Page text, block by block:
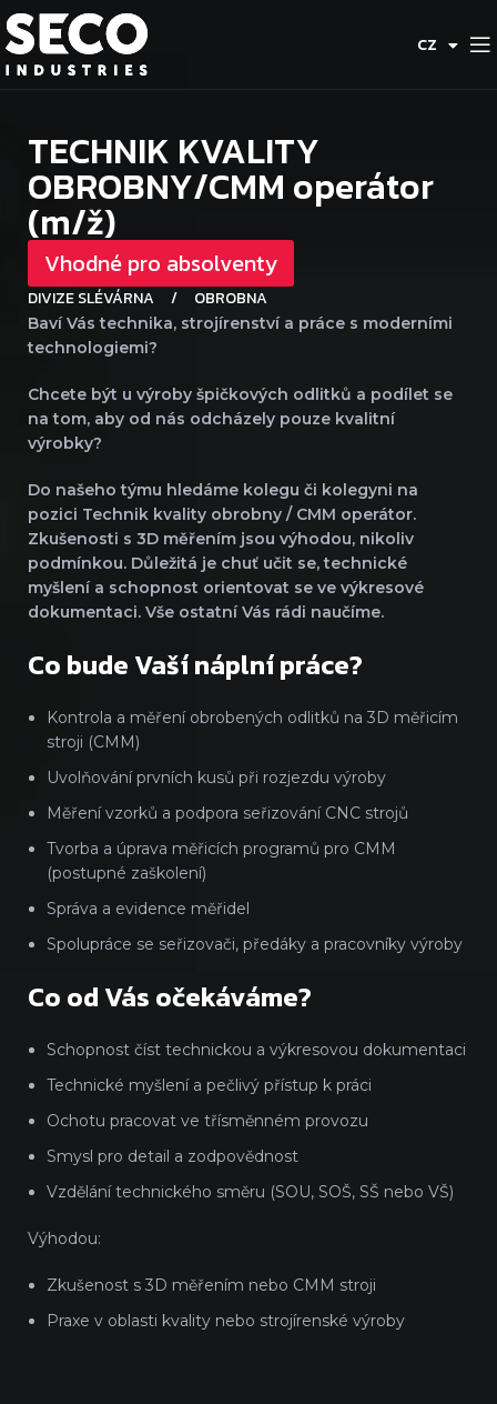
CZ
ES
TECHNIK KVALITY
OBROBNY/CMM operátor
(m/ž)
Vhodné pro absolventy
DIVIZE SLÉVÁRNA / OBROBNA
Baví Vás technika, strojírenství a práce s moderními
technologiemi?
Chcete být u výroby špičkových odlitků a podílet se
na tom, aby od nás odcházely pouze kvalitní
výrobky?
Do našeho týmu hledáme kolegu či kolegyni na
pozici Technik kvality obrobny / CMM operátor.
Zkušenosti s 3D měřením jsou výhodou, nikoliv
podmínkou. Důležitá je chuť učit se, technické
myšlení a schopnost orientovat se ve výkresové
dokumentaci. Vše ostatní Vás rádi naučíme.
Co bude Vaší náplní práce?
Kontrola a měření obrobených odlitků na 3D měřicím
stroji (CMM)
Uvolňování prvních kusů při rozjezdu výroby
Měření vzorků a podpora seřizování CNC strojů
Tvorba a úprava měřicích programů pro CMM
(postupné zaškolení)
Správa a evidence měřidel
Spolupráce se seřizovači, předáky a pracovníky výroby
Co od Vás očekáváme?
Schopnost číst technickou a výkresovou dokumentaci
Technické myšlení a pečlivý přístup k práci
Ochotu pracovat ve třísměnném provozu
Smysl pro detail a zodpovědnost
Vzdělání technického směru (SOU, SOŠ, SŠ nebo VŠ)
Výhodou:
Zkušenost s 3D měřením nebo CMM stroji
Praxe v oblasti kvality nebo strojírenské výroby